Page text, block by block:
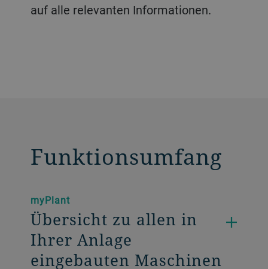
auf alle relevanten Informationen.
Funktionsumfang
myPlant
Übersicht zu allen in
Ihrer Anlage
eingebauten Maschinen